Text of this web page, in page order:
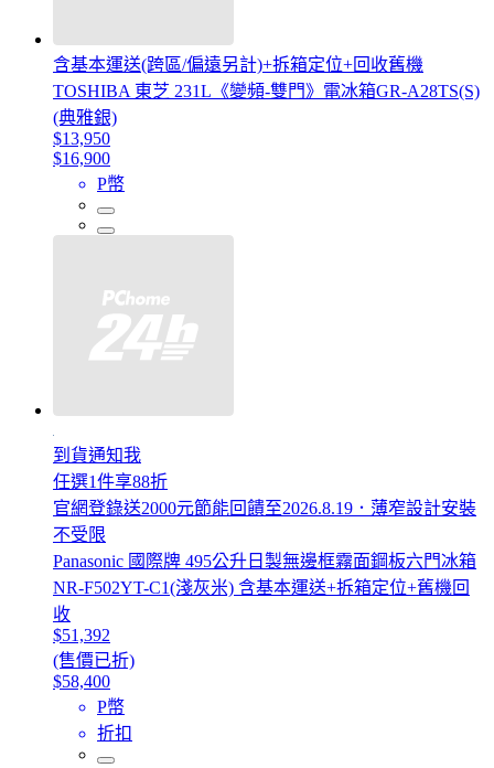
含基本運送(跨區/偏遠另計)+拆箱定位+回收舊機
TOSHIBA 東芝 231L《變頻-雙門》電冰箱GR-A28TS(S)
(典雅銀)
$13,950
$16,900
P幣
到貨通知我
任選1件享88折
官網登錄送2000元節能回饋至2026.8.19．薄窄設計安裝
不受限
Panasonic 國際牌 495公升日製無邊框霧面鋼板六門冰箱
NR-F502YT-C1(淺灰米) 含基本運送+拆箱定位+舊機回
收
$51,392
(售價已折)
$58,400
P幣
折扣